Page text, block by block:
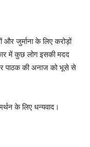
और जुर्माना के लिए करोड़ों
में कुछ लोग इसकी मदद
पाठक की अनाज को भूसे से
के लिए धन्यवाद।